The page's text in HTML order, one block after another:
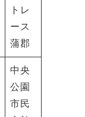
トレ
ース
蒲郡
中央
公園
市民